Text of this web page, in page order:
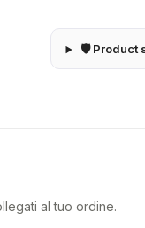
🛡 Product
al tuo ordine.